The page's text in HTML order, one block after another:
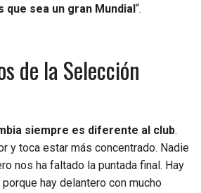
sea un gran Mundial “.
de la Selección
siempre es diferente al club.
y toca estar más concentrado. Nadie
nos ha faltado la puntada final. Hay
hay delantero con mucho